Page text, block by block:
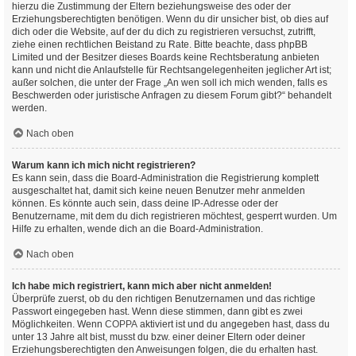
hierzu die Zustimmung der Eltern beziehungsweise des oder der
Erziehungsberechtigten benötigen. Wenn du dir unsicher bist, ob dies auf
dich oder die Website, auf der du dich zu registrieren versuchst, zutrifft,
ziehe einen rechtlichen Beistand zu Rate. Bitte beachte, dass phpBB
Limited und der Besitzer dieses Boards keine Rechtsberatung anbieten
kann und nicht die Anlaufstelle für Rechtsangelegenheiten jeglicher Art ist;
außer solchen, die unter der Frage „An wen soll ich mich wenden, falls es
Beschwerden oder juristische Anfragen zu diesem Forum gibt?“ behandelt
werden.
Nach oben
Warum kann ich mich nicht registrieren?
Es kann sein, dass die Board-Administration die Registrierung komplett
ausgeschaltet hat, damit sich keine neuen Benutzer mehr anmelden
können. Es könnte auch sein, dass deine IP-Adresse oder der
Benutzername, mit dem du dich registrieren möchtest, gesperrt wurden. Um
Hilfe zu erhalten, wende dich an die Board-Administration.
Nach oben
Ich habe mich registriert, kann mich aber nicht anmelden!
Überprüfe zuerst, ob du den richtigen Benutzernamen und das richtige
Passwort eingegeben hast. Wenn diese stimmen, dann gibt es zwei
Möglichkeiten. Wenn COPPA aktiviert ist und du angegeben hast, dass du
unter 13 Jahre alt bist, musst du bzw. einer deiner Eltern oder deiner
Erziehungsberechtigten den Anweisungen folgen, die du erhalten hast.